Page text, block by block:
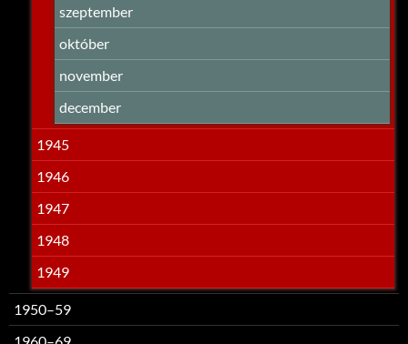
szeptember
október
november
december
1945
1946
1947
1948
1949
1950–59